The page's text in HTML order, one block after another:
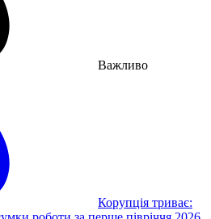
Важливо
Корупція триває: